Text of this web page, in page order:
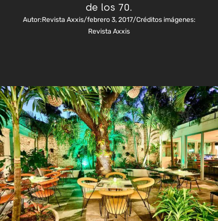
de los 70.
Autor:Revista Axxis/febrero 3, 2017/Créditos imágenes:
Revista Axxis